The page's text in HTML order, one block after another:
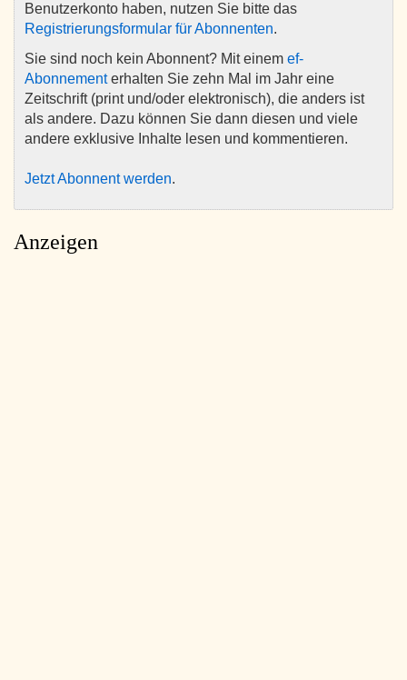
Benutzerkonto haben, nutzen Sie bitte das
Registrierungsformular für Abonnenten.
Sie sind noch kein Abonnent? Mit einem ef-
Abonnementerhalten Sie zehn Mal im Jahr eine
Zeitschrift (print und/oder elektronisch), die anders ist
als andere. Dazu können Sie dann diesen und viele
andere exklusive Inhalte lesen und kommentieren.
Jetzt Abonnent werden.
Anzeigen